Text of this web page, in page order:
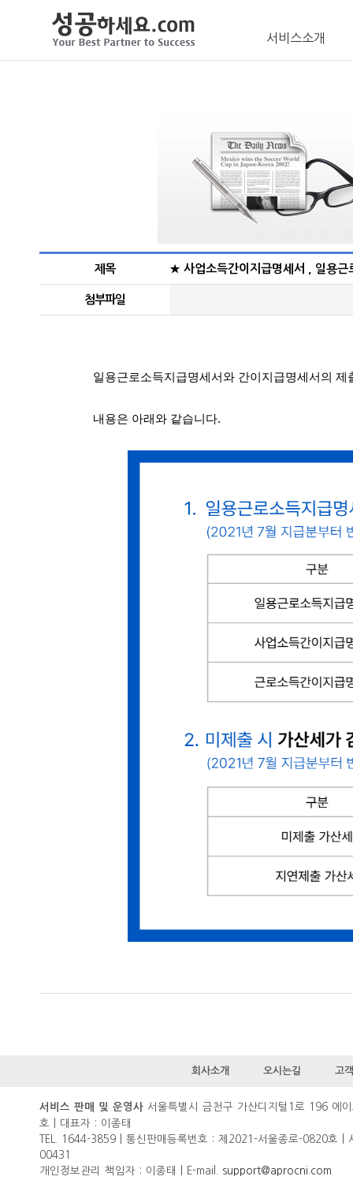
서비스소개
제목 ★ 사업소득간이지급명세서 , 일용근
첨부파일
일용근로소득지급명세서와 간이지급명세서의 제
내용은 아래와 같습니다.
회사소개 오시는길 고
서비스 판매 및 운영사 서울특별시 금천구 가산디지털1로 196 에
호 | 대표자 : 이종태
TEL. 1644-3859 | 통신판매등록번호 : 제2021-서울종로-0820호 |
00431
개인정보관리 책임자 : 이종태 | E-mail. support@aprocni.com